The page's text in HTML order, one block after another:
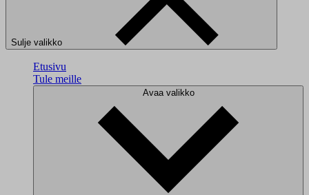
Sulje valikko
Etusivu
Tule meille
Avaa valikko